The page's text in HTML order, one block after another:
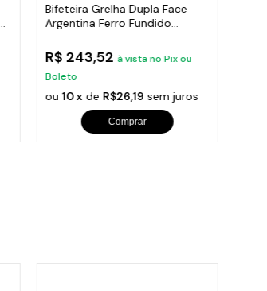
Bifeteira Grelha Dupla Face
Argentina Ferro Fundido
R$ 243,52 à vista no Pix ou
Boleto
ou10 x de R$26,19 sem juros
Comprar